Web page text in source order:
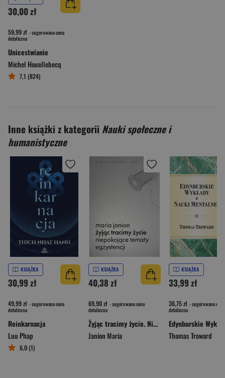
30,00 zł
59,99 zł - sugerowana cena
detaliczna
Unicestwianie
Michel Houellebecq
7,1 (824)
Inne książki z kategorii Nauki społeczne i
humanistyczne
KSIĄŻKA
30,99 zł
49,99 zł - sugerowana cena
detaliczna
Reinkarnacja
Luu Phap
6,0 (1)
KSIĄŻKA
40,38 zł
69,90 zł - sugerowana cena
detaliczna
Żyjąc tracimy życie. Niepokojące tematy egzystencji. Kanon Janion wyd. 2
Janion Maria
KSIĄŻKA
33,99 zł
36,75 zł - sugerowana cena
detaliczna
Thomas Troward